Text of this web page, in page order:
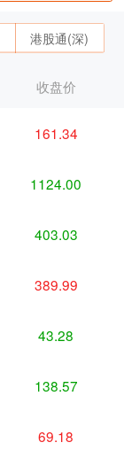
港股通(深)
收盘价
161.34
1124.00
403.03
389.99
43.28
138.57
69.18